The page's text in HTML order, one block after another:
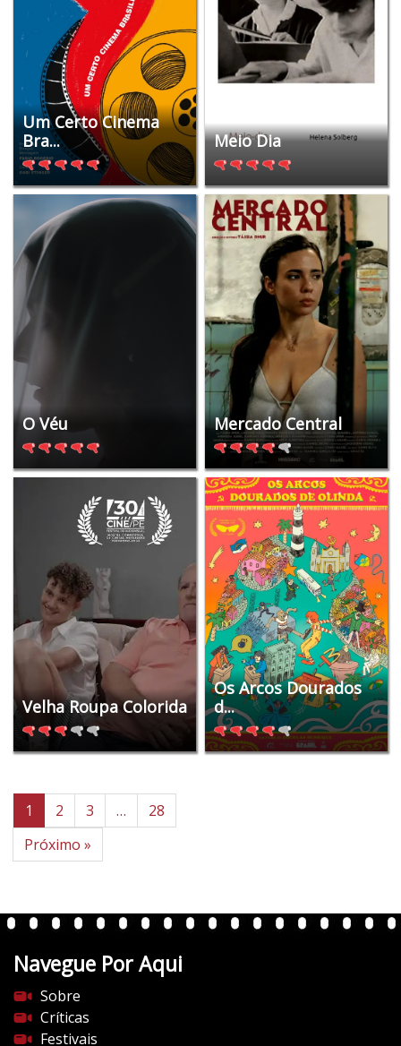
Um Certo Cinema
Bra...
Meio Dia
O Véu Mercado Central
Velha Roupa Colorida
Os Arcos Dourados
d...
1 2 3 …
28
Próximo »
Navegue Por Aqui
Sobre
Críticas
Festivais